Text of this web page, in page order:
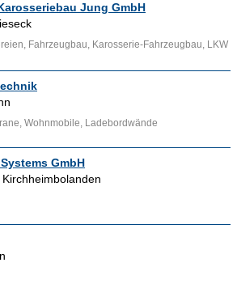
für Fahrzeugsonderbau aus Isselburg-
Altmoorhausen, Stuttgart,
und Braunschweig eingetragen
Fahrzeugsonderbau ebenfalls bei
möchten, kontaktieren Sie uns doch.
wieFahrzeugreparaturen
undFahrzeuglackierereien
Links aufgesucht werden.
Fahrzeugbau und den
man beim
der RWTH Aachen.
Jung GmbH
Fahrzeugbau, Karosserie-Fahrzeugbau, LKW
Wohnmobile, Ladebordwände
GmbH